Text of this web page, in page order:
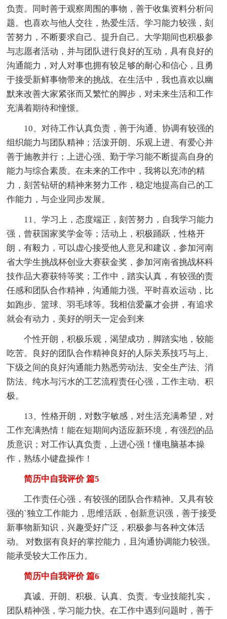
负责。同时善于观察周围的事物，善于收集资料分析问
题。也喜欢与他人交往，热爱生活。学习能力较强，刻
苦努力，不断要求自己、提升自己。大学期间也积极参
与志愿者活动，并与团队进行良好的互动，具有良好的
沟通能力，对人对事也拥有较足够的耐心和信心，且勇
于接受新鲜事物带来的挑战。在生活中，我也喜欢以幽
默来改善大家紧张而又繁忙的脚步，对未来生活和工作
充满着期待和憧憬。
10、对待工作认真负责，善于沟通、协调有较强的
组织能力与团队精神；活泼开朗、乐观上进、有爱心并
善于施教并行；上进心强、勤于学习能不断提高自身的
能力与综合素质。在未来的工作中，我将以充沛的精
力，刻苦钻研的精神来努力工作，稳定地提高自己的工
作能力，与企业同步发展。
11、学习上，态度端正，刻苦努力，自我学习能力
强，曾获国家奖学金等；活动上，积极踊跃，性格开
朗，有毅力，可以虚心接受他人意见和建议，参加河南
省大学生挑战杯创业大赛获金奖，参加河南省挑战杯科
技作品大赛获特等奖；工作中，踏实认真，有较强的责
任感和团队合作精神，沟通能力强。平时喜欢运动，比
如跑步、篮球、羽毛球等。我相信爱赢才会拼，有追求
就会有动力，美好的明天一定会到来
个性开朗，积极乐观，渴望成功，脚踏实地，较能
吃苦。良好的团队合作精神良好的人际关系技巧与上、
下级之间的良好沟通能力熟悉劳动法、安全生产法、消
防法、纯水与污水的工艺流程责任心强，工作主动、积
极。
13、性格开朗，对数字敏感，对生活充满希望，对
工作充满热情！能在短期间内适应新环境，有强烈的品
质意识；对工作认真负责，上进心强！懂电脑基本操
作，熟练小键盘操作！
简历中自我评价 篇5
工作责任心强，有较强的团队合作精神。又具有较
强的`独立工作能力，思维活跃，创新意识强，善于接受
新事物新知识，兴趣受好广泛，积极参与各种文体活
动。 对数据有良好的掌控能力，且沟通协调能力较强。
能承受较大工作压力。
简历中自我评价 篇6
真诚、开朗、积极、认真、负责。专业技能扎实，
团队精神强，学习能力快。在工作中遇到问题时，善于